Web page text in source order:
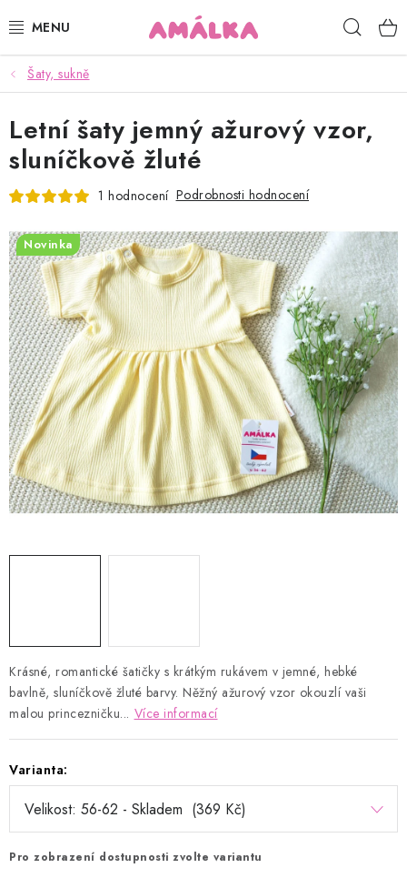
na
KOJENECKÉ, DĚTSKÉ OBLEČENÍ
ČEPICE, RUKAVICE, NÁKRČNÍKY
OSUŠKY, BRYNDÁKY, DEKY, DOPLŇKY
POUKAZY
KONTAKTY
HODNOCENÍ OBCHODU
Kontakty Proč AMÁLKA?
Doprava a platba
Tabulka velikostí
Postup pro vrácení a výměnu
Velkoobchod
Obchodní podmínky
Podmínky ochrany osobních údajů
Blog
Šaty, sukně
Krásné, romantické šatičky s krátkým rukávem v jemné, hebké
bavlně, sluníčkově žluté barvy. Něžný ažurový vzor okouzlí vaši
malou princezničku... Více informací
Varianta:
Pro zobrazení dostupnosti zvolte variantu
Letní šaty jemný ažurový vzor,
sluníčkově žluté
1 hodnocení Podrobnosti hodnocení
Novinka